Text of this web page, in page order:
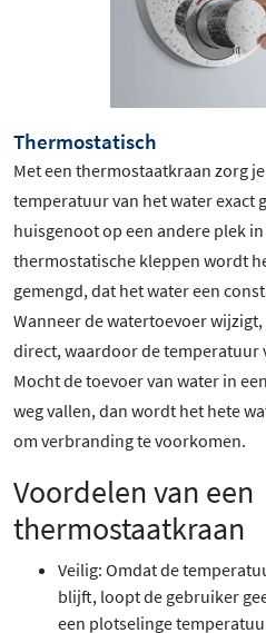
Thermostatisch
Met een thermostaatkraan zorg
temperatuur van het water exact
huisgenoot op een andere plek
thermostatische kleppen wordt
gemengd, dat het water een
Wanneer de watertoevoer
direct, waardoor de temperatuur
Mocht de toevoer van water in
weg vallen, dan wordt het hete
om verbranding te voorkomen.
Voordelen van een
thermostaatkraan
Veilig: Omdat de
blijft, loopt de gebruiker
een plotselinge